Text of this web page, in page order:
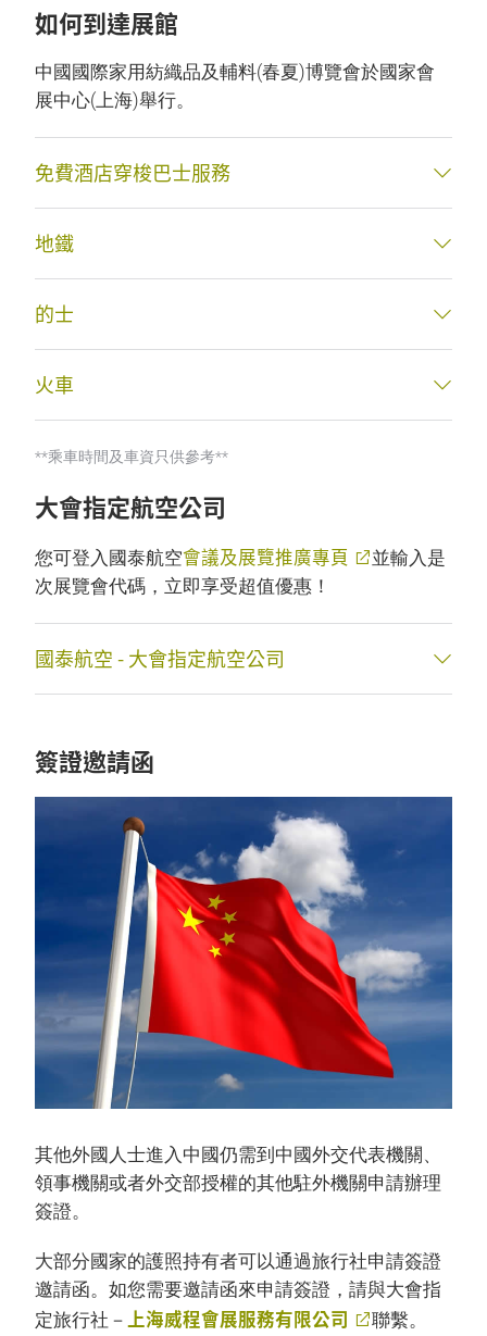
如何到達展館
中國國際家用紡織品及輔料(春夏)博覽會於國家會
展中心(上海)舉行。
免費酒店穿梭巴士服務
地鐵
的士
火車
**乘車時間及車資只供參考**
大會指定航空公司
您可登入國泰航空會議及展覽推廣專頁
並輸入是
次展覽會代碼，立即享受超值優惠！
國泰航空 - 大會指定航空公司
簽證邀請函
其他外國人士進入中國仍需到中國外交代表機關、
領事機關或者外交部授權的其他駐外機關申請辦理
簽證。
大部分國家的護照持有者可以通過旅行社申請簽證
邀請函。如您需要邀請函來申請簽證，請與大會指
定旅行社－ 上海威程會展服務有限公司 聯繫。